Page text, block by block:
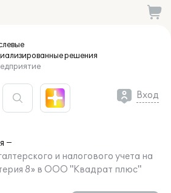
решения
Вход
и налогового учета на
8» в ООО "Квадрат плюс"